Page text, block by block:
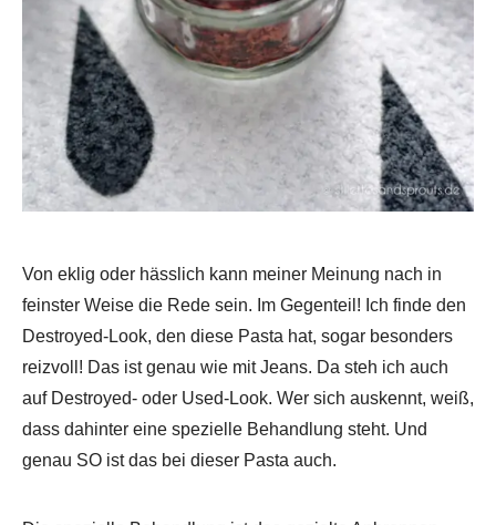
Von eklig oder hässlich kann meiner Meinung nach in
feinster Weise die Rede sein. Im Gegenteil! Ich finde den
Destroyed-Look, den diese Pasta hat, sogar besonders
reizvoll! Das ist genau wie mit Jeans. Da steh ich auch
auf Destroyed- oder Used-Look. Wer sich auskennt, weiß,
dass dahinter eine spezielle Behandlung steht. Und
genau SO ist das bei dieser Pasta auch.